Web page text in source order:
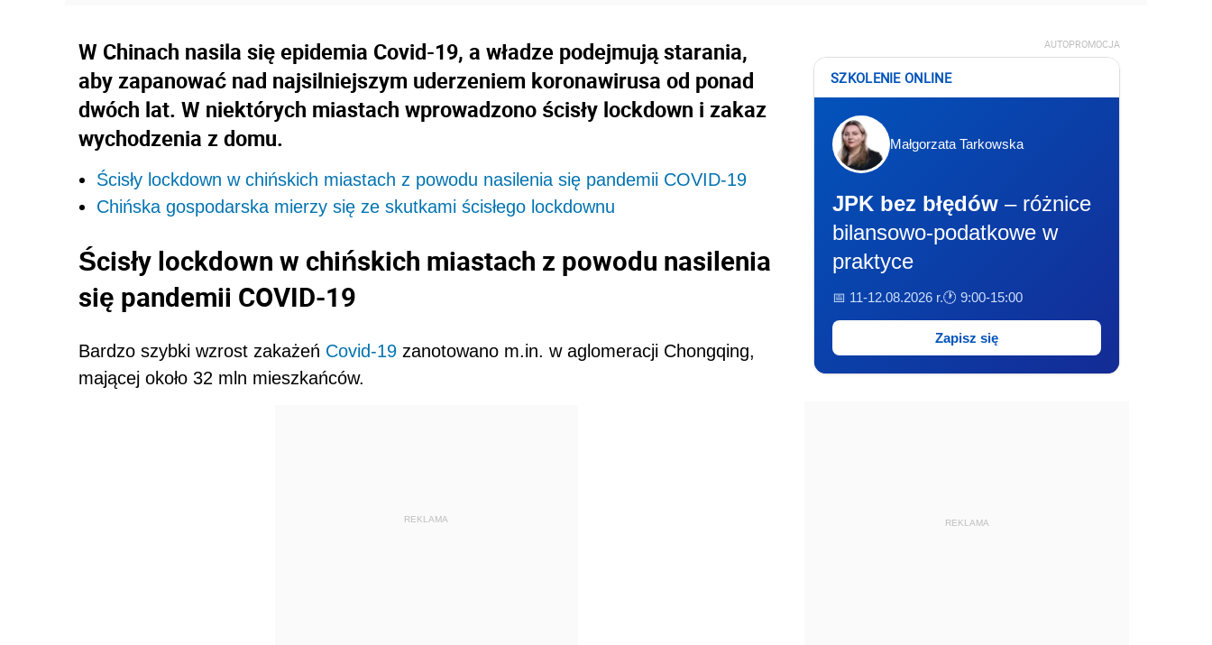
W Chinach nasila się epidemia Covid-19, a władze podejmują starania,
aby zapanować nad najsilniejszym uderzeniem koronawirusa od ponad
dwóch lat. W niektórych miastach wprowadzono ścisły lockdown i zakaz
wychodzenia z domu.
Ścisły lockdown w chińskich miastach z powodu nasilenia się pandemii COVID-19
Chińska gospodarska mierzy się ze skutkami ścisłego lockdownu
Ścisły lockdown w chińskich miastach z powodu nasilenia
się pandemii COVID-19
Bardzo szybki wzrost zakażeń Covid-19 zanotowano m.in. w aglomeracji Chongqing,
mającej około 32 mln mieszkańców.
REKLAMA
AUTOPROMOCJA
SZKOLENIE ONLINE
Małgorzata Tarkowska
JPK bez błędów – różnice
bilansowo-podatkowe w
praktyce
📅 11-12.08.2026 r.🕐 9:00-15:00
Zapisz się
REKLAMA